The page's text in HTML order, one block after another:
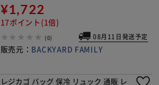
わいい 2way マチ広 マチ付き コンパ
クト 可愛い おしゃれ 猫グッズ
¥1,722
17ポイント(1倍)
(0) 08月11日発送予定
販売元： BACKYARD FAMILY
レジカゴ バッグ 保冷 リュック 通販 レ